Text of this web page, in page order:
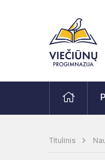
Titulinis